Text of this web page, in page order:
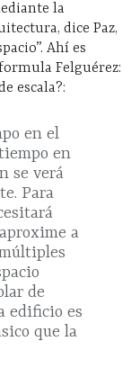
la
dice Paz,
Ahí es
Felguérez:
escala?:
en el
en
se verá
Para
a
de
edificio es
que la